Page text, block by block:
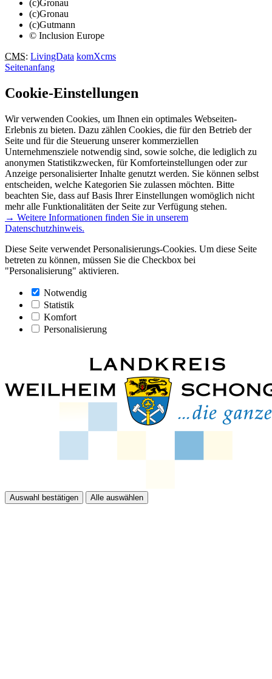
(c)Gronau
(c)Gronau
(c)Gutmann
© Inclusion Europe
CMS: LivingData komXcms
Seitenanfang
Cookie-Einstellungen
Wir verwenden Cookies, um Ihnen ein optimales Webseiten-
Erlebnis zu bieten. Dazu zählen Cookies, die für den Betrieb der
Seite und für die Steuerung unserer kommerziellen
Unternehmensziele notwendig sind, sowie solche, die lediglich zu
anonymen Statistikzwecken, für Komforteinstellungen oder zur
Anzeige personalisierter Inhalte genutzt werden. Sie können selbst
entscheiden, welche Kategorien Sie zulassen möchten. Bitte
beachten Sie, dass auf Basis Ihrer Einstellungen womöglich nicht
mehr alle Funktionalitäten der Seite zur Verfügung stehen.
→ Weitere Informationen finden Sie in unserem
Datenschutzhinweis.
Diese Seite verwendet Personalisierungs-Cookies. Um diese Seite
betreten zu können, müssen Sie die Checkbox bei
"Personalisierung" aktivieren.
Notwendig
Statistik
Komfort
Personalisierung
Auswahl bestätigen Alle auswählen